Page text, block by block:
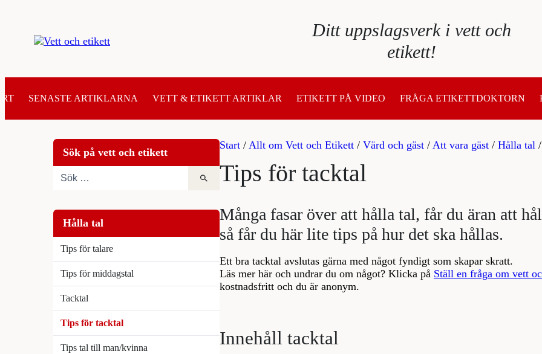
innehåll
Ditt uppslagsverk i vett och
etikett!
SENASTE ARTIKLARNA VETT & ETIKETT ARTIKLAR ETIKETT PÅ VIDEO FRÅGA ETIKETTDOKTORN
Sök på vett och etikett
Hålla tal
Tips för talare
Tips för middagstal
Tacktal
Tips för tacktal
Tips tal till man/kvinna
Start / Allt om Vett och Etikett / Värd och gäst / Att vara gäst / Hålla tal
Tips för tacktal
Många fasar över att hålla tal, får du äran att
så får du här lite tips på hur det ska hållas.
Ett bra tacktal avslutas gärna med något fyndigt som skapar skratt.
Läs mer här och undrar du om något? Klicka på Ställ en fråga om vett
kostnadsfritt och du är anonym.
Innehåll tacktal